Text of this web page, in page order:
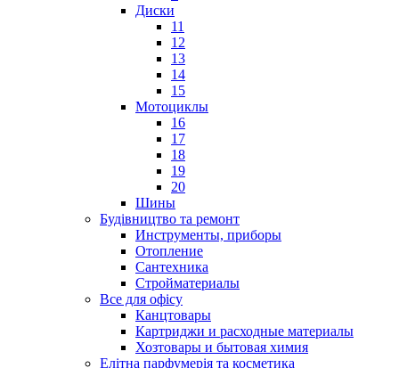
Диски
11
12
13
14
15
Мотоциклы
16
17
18
19
20
Шины
Будівництво та ремонт
Инструменты, приборы
Отопление
Сантехника
Стройматериалы
Все для офісу
Канцтовары
Картриджи и расходные материалы
Хозтовары и бытовая химия
Елітна парфумерія та косметика